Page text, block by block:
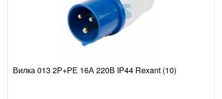
Вилка 013 2Р+РЕ 16А 220В IP44 Rexant (10)